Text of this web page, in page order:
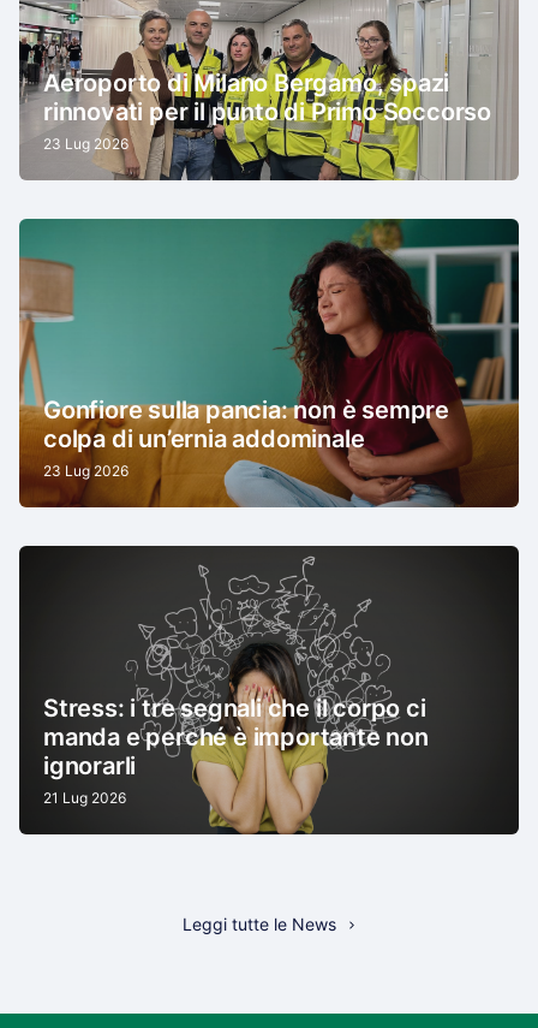
Aeroporto di Milano Bergamo, spazi
rinnovati per il punto di Primo Soccorso
23 Lug 2026
Gonfiore sulla pancia: non è sempre
colpa di un’ernia addominale
23 Lug 2026
Stress: i tre segnali che il corpo ci
manda e perché è importante non
ignorarli
21 Lug 2026
Leggi tutte le News